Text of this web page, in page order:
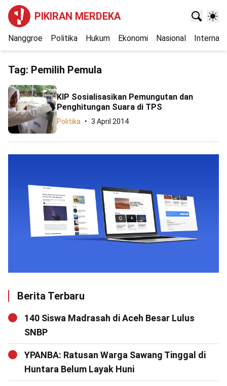
PIKIRAN MERDEKA
Nanggroe Politika Hukum Ekonomi Nasional
Tag: Pemilih Pemula
KIP Sosialisasikan Pemungutan dan
Penghitungan Suara di TPS
Politika 3 April 2014
Berita Terbaru
140 Siswa Madrasah di Aceh Besar Lulus
SNBP
YPANBA: Ratusan Warga Sawang Tinggal di
Huntara Belum Layak Huni